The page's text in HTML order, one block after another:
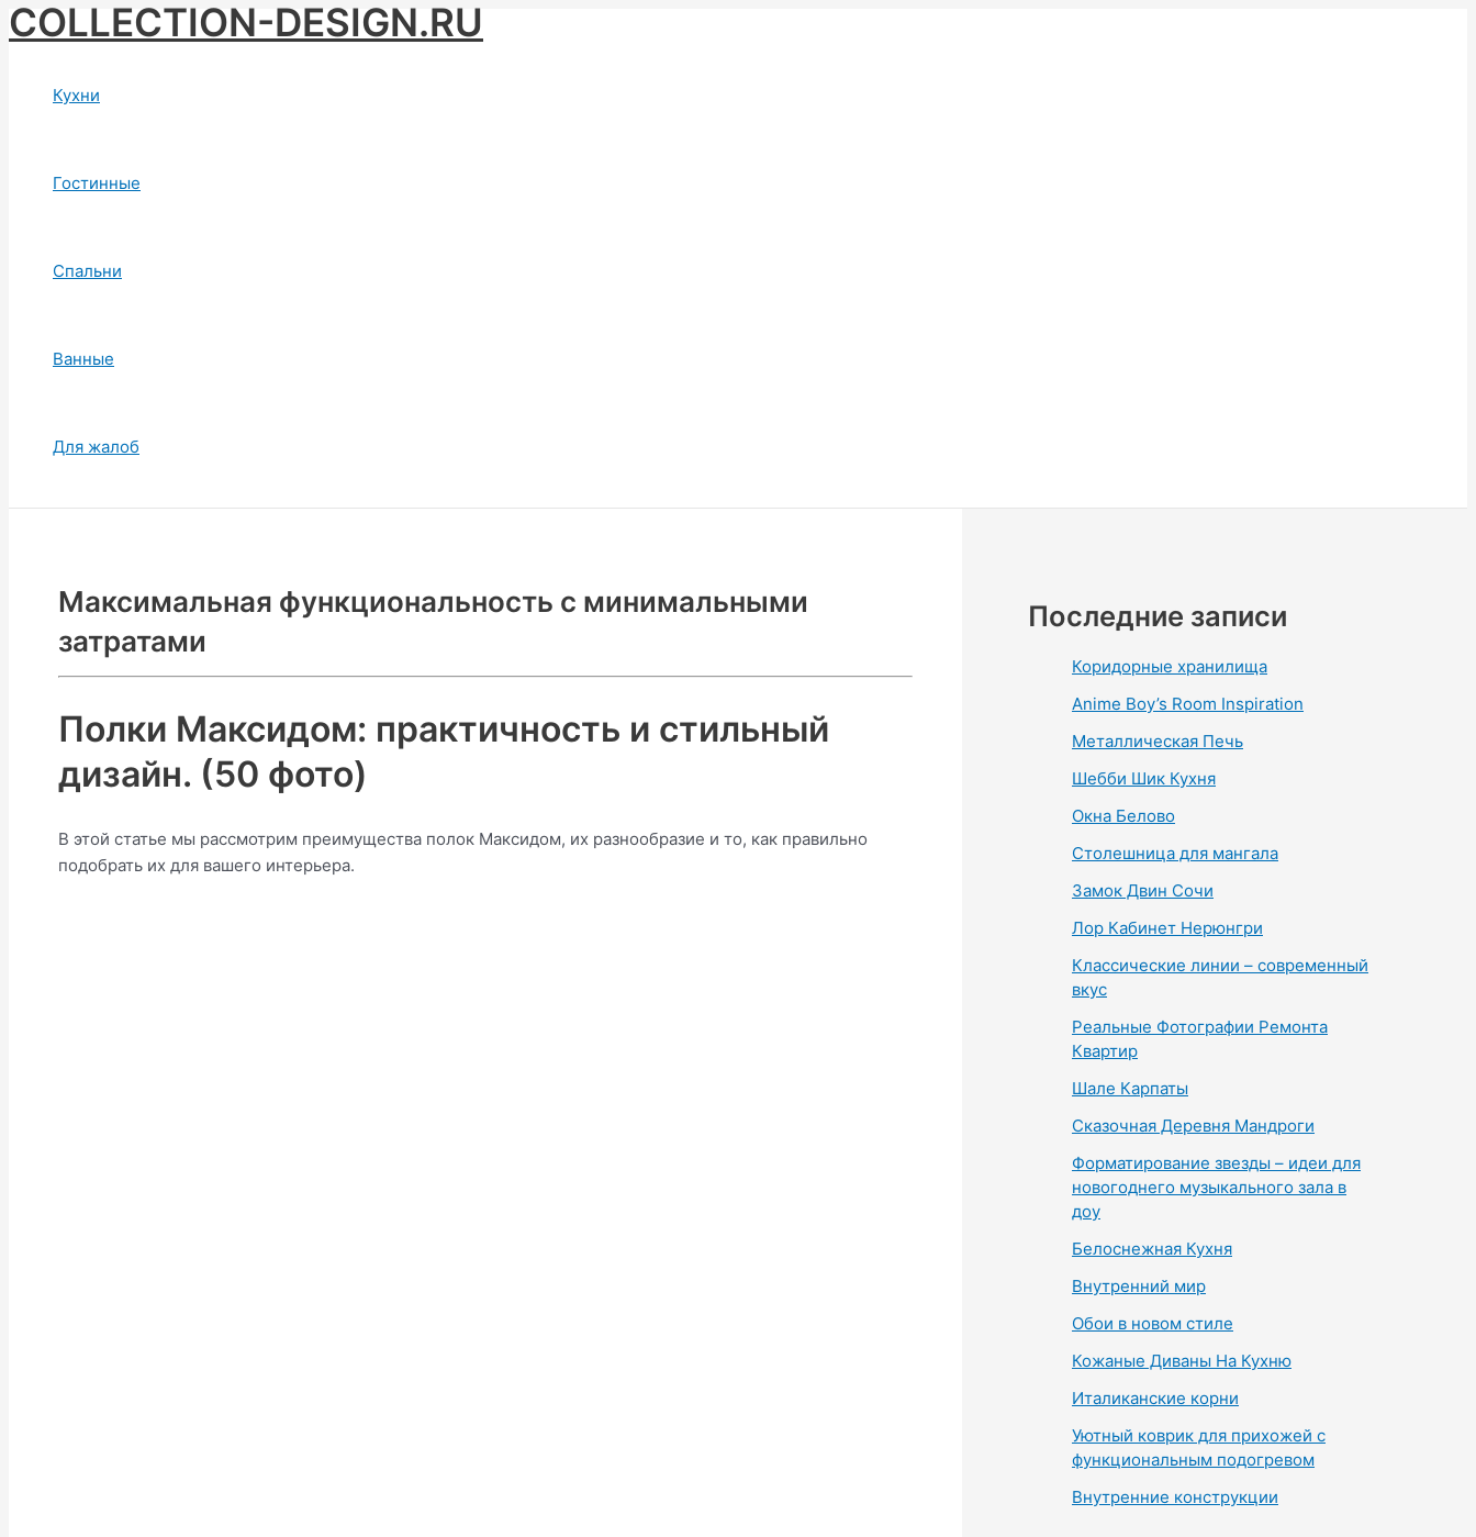
Skip
to
COLLECTION-DESIGN.RU
Кухни
Гостинные
Спальни
Ванные
Для жалоб
Максимальная функциональность с минимальными
затратами
Полки Максидом: практичность и стильный
дизайн. (50 фото)
В этой статье мы рассмотрим преимущества полок Максидом, их разнообразие и то, как правильно
подобрать их для вашего интерьера.
Последние записи
Коридорные хранилища
Anime Boy’s Room Inspiration
Металлическая Печь
Шебби Шик Кухня
Окна Белово
Столешница для мангала
Замок Двин Сочи
Лор Кабинет Нерюнгри
Классические линии – современный
вкус
Реальные Фотографии Ремонта
Квартир
Шале Карпаты
Сказочная Деревня Мандроги
Форматирование звезды – идеи для
новогоднего музыкального зала в
доу
Белоснежная Кухня
Внутренний мир
Обои в новом стиле
Кожаные Диваны На Кухню
Италиканские корни
Уютный коврик для прихожей с
функциональным подогревом
Внутренние конструкции